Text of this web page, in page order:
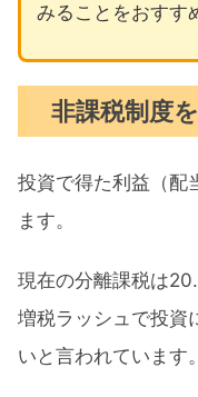
みることをおすす
非課税制度
投資で得た利益（配
ます。
現在の分離課税は
増税ラッシュで投資
いと言われています。